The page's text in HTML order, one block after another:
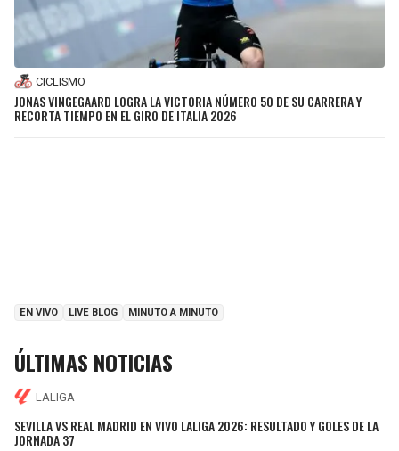
CICLISMO
JONAS VINGEGAARD LOGRA LA VICTORIA NÚMERO 50 DE SU CARRERA Y
RECORTA TIEMPO EN EL GIRO DE ITALIA 2026
EN VIVO LIVE BLOG MINUTO A MINUTO
ÚLTIMAS NOTICIAS
LALIGA
SEVILLA VS REAL MADRID EN VIVO LALIGA 2026: RESULTADO Y GOLES DE LA
JORNADA 37